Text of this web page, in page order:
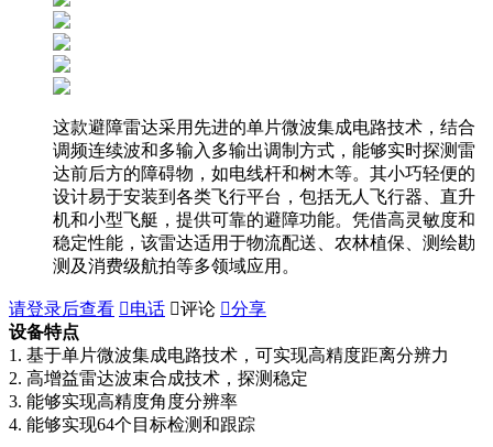
这款避障雷达采用先进的单片微波集成电路技术，结合
调频连续波和多输入多输出调制方式，能够实时探测雷
达前后方的障碍物，如电线杆和树木等。其小巧轻便的
设计易于安装到各类飞行平台，包括无人飞行器、直升
机和小型飞艇，提供可靠的避障功能。凭借高灵敏度和
稳定性能，该雷达适用于物流配送、农林植保、测绘勘
测及消费级航拍等多领域应用。
请登录后查看 电话 评论 分享
设备特点
1. 基于单片微波集成电路技术，可实现高精度距离分辨力
2. 高增益雷达波束合成技术，探测稳定
3. 能够实现高精度角度分辨率
4. 能够实现64个目标检测和跟踪